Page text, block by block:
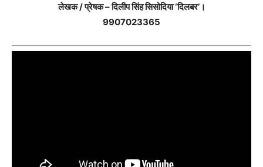
लेखक / प्रेषक – दिलीप सिंह सिसोदिया ‘दिलबर’।
9907023365